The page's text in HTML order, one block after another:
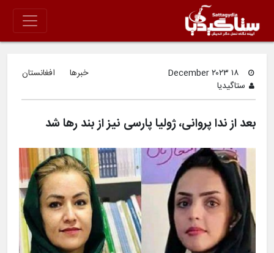
۱۸ December ۲۰۲۳
ستاگیدیا
خبرها افغانستان
بعد از ندا پروانی، ژولیا پارسی نیز از بند رها شد